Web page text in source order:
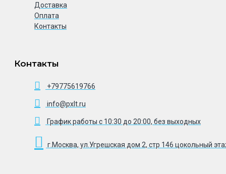
Доставка
Оплата
Контакты
Контакты
+79775619766
info@pxlt.ru
График работы с 10:30 до 20:00, без выходных
г.Москва, ул.Угрешская дом 2, стр 146 цокольный